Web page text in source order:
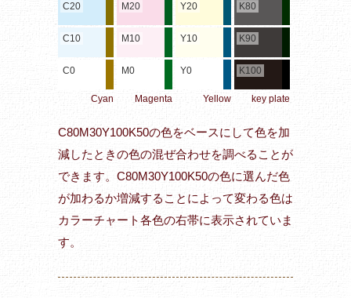
C20
C10
C0
Cyan
M20
M10
M0
Magenta
Y20
Y10
Y0
Yellow
K80
K90
K100
key plate
C80M30Y100K50の色をベースにして色を加
減したときの色の混ぜ合わせを調べることが
できます。C80M30Y100K50の色に選んだ色
が加わるか増減することによって変わる色は
カラーチャート各色の右帯に表示されていま
す。